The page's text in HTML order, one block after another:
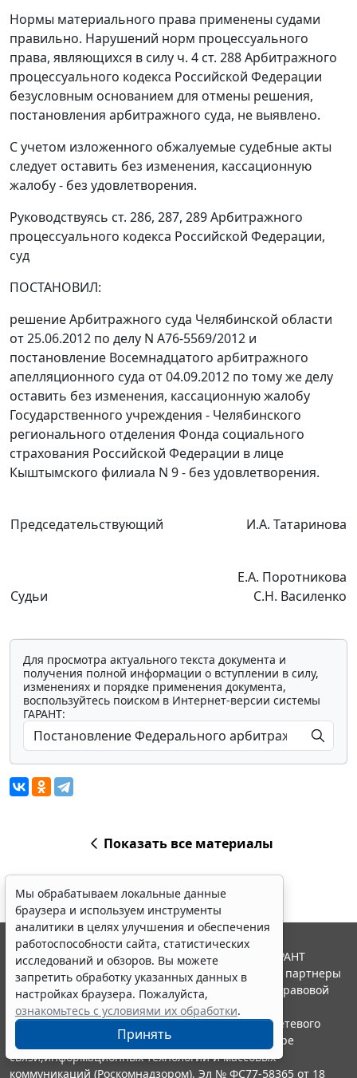
Нормы материального права применены судами
правильно. Нарушений норм процессуального
права, являющихся в силу ч. 4 ст. 288Арбитражного
процессуального кодекса Российской Федерации
безусловным основанием для отмены решения,
постановления арбитражного суда, не выявлено.
С учетом изложенного обжалуемые судебные акты
следует оставить без изменения, кассационную
жалобу - без удовлетворения.
Руководствуясь ст. 286, 287, 289Арбитражного
процессуального кодекса Российской Федерации,
суд
ПОСТАНОВИЛ:
решениеАрбитражного суда Челябинской области
от 25.06.2012 по делу N А76-5569/2012 и
постановление Восемнадцатого арбитражного
апелляционного суда от 04.09.2012 по тому же делу
оставить без изменения, кассационную жалобу
Государственного учреждения - Челябинского
регионального отделения Фонда социального
страхования Российской Федерации в лице
Кыштымского филиала N 9 - без удовлетворения.
Председательствующий И.А. Татаринова
Судьи
Е.А. Поротникова
С.Н. Василенко
Для просмотра актуального текста документа и
получения полной информации о вступлении в силу,
изменениях и порядке применения документа,
воспользуйтесь поиском в Интернет-версии системы
ГАРАНТ:
Показать все материалы
Мы обрабатываем локальные данные
браузера и используем инструменты
аналитики в целях улучшения и обеспечения
работоспособности сайта, статистических
исследований и обзоров. Вы можете
запретить обработку указанных данных в
настройках браузера. Пожалуйста,
ознакомьтесь с условиями их обработки.
Принять
© ООО "НПП "ГАРАНТ-СЕРВИС", 2026. Система ГАРАНТ
выпускается с 1990 года. Компания "Гарант" и ее партнеры
являются участниками Российской ассоциации правовой
информации ГАРАНТ.
Портал ГАРАНТ.РУ зарегистрирован в качестве сетевого
издания Федеральной службой по надзору в сфере
связи,информационных технологий и массовых
коммуникаций (Роскомнадзором), Эл № ФС77-58365 от 18